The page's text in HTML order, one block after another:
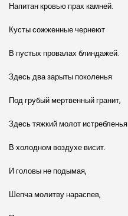
Напитан кровью прах камней.
Кусты сожженные чернеют
В пустых провалах блиндажей.
Здесь два зарыты поколенья
Под грубый мертвенный гранит,
Здесь тяжкий молот истребленья
В холодном воздухе висит.
И головы не подымая,
Шепча молитву нараспев,